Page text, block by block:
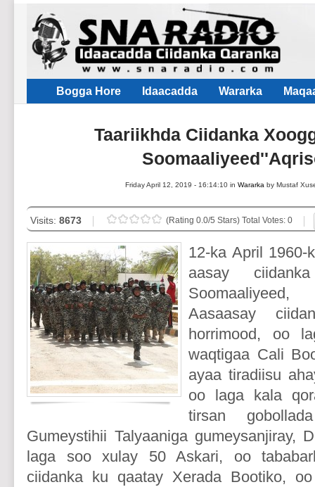
Bogga Hore Idaacadda Wararka
Taariikhda Ciidanka
Friday April 12, 2019 - 16:14:10 inWararka by Mustaf
Visits:8673 (Rating 0.0/5 Stars) Total Votes: 0
12-ka April
aasay
Aasaasay
horrimood, oo
waqtigaa Cali
ayaa tiradiisu
oo laga kala
tirsan
Gumeystihii Talyaaniga gumeysanjiray,
laga soo xulay 50 Askari, oo
ciidanka ku qaatay Xerada Bootiko,